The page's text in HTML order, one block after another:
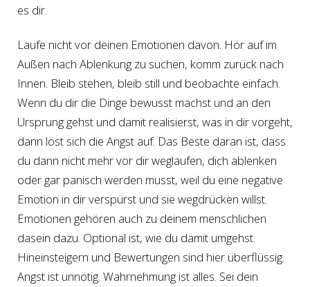
es dir.
Laufe nicht vor deinen Emotionen davon. Hör auf im
Außen nach Ablenkung zu suchen, komm zurück nach
Innen. Bleib stehen, bleib still und beobachte einfach.
Wenn du dir die Dinge bewusst machst und an den
Ursprung gehst und damit realisierst, was in dir vorgeht,
dann löst sich die Angst auf. Das Beste daran ist, dass
du dann nicht mehr vor dir weglaufen, dich ablenken
oder gar panisch werden musst, weil du eine negative
Emotion in dir verspürst und sie wegdrücken willst.
Emotionen gehören auch zu deinem menschlichen
dasein dazu. Optional ist, wie du damit umgehst.
Hineinsteigern und Bewertungen sind hier überflüssig.
Angst ist unnötig. Wahrnehmung ist alles. Sei dein